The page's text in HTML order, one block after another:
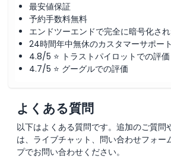
最安値保証
予約手数料無料
エンドツーエンドで完全に暗号化さ
24時間年中無休のカスタマーサポート
4.8/5 ⭐ トラストパイロットでの評価
4.7/5 ⭐ グーグルでの評価
よくある質問
以下はよくある質問です。追加のご質問
は、ライブチャット、問い合わせフォー
プでお問い合わせください。